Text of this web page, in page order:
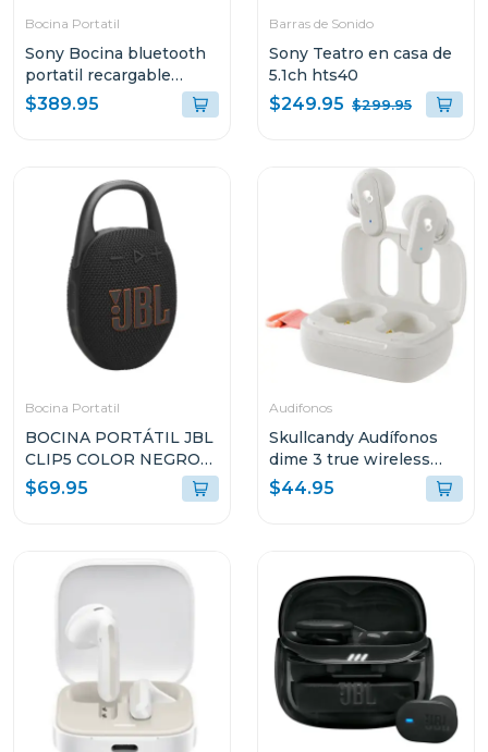
Bocina Portatil
Sony Bocina bluetooth
portatil recargable
xg500
$389.95
Barras de Sonido
Sony Teatro en casa de
5.1ch hts40
$249.95 $299.95
Bocina Portatil
BOCINA PORTÁTIL JBL
CLIP5 COLOR NEGRO
RESISTENTE AL AGUA Y
POLVO
$69.95
Audifonos
Skullcandy Audífonos
dime 3 true wireless
bone orange glow r951
$44.95